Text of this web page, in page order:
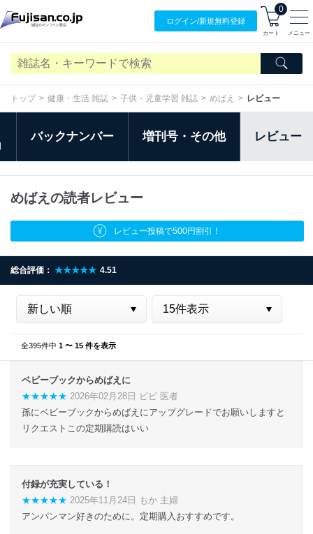
ログイン/新規無料登録
0
カート メニュー
トップ 健康・生活 雑誌 子供・児童学習 雑誌 めばえ レビュー
バックナンバー 増刊号・その他 レビュー
めばえの読者レビュー
レビュー投稿で500円割引！
総合評価： ★★★★★ 4.51
全395件中 1 〜 15 件を表示
ベビーブックからめばえに
★★★★★ 2026年02月28日 ピピ 医者
孫にベビーブックからめばえにアップグレードでお願いしますと
リクエストこの定期購読はいい
付録が充実している！
★★★★★ 2025年11月24日 もか 主婦
アンパンマン好きのために。定期購入おすすめです。